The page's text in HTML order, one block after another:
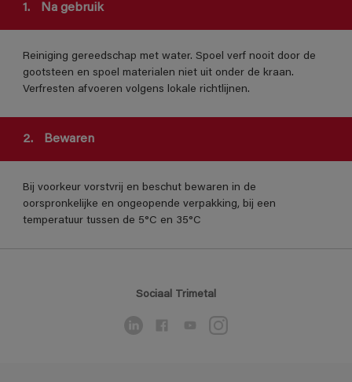
1. Na gebruik
Reiniging gereedschap met water. Spoel verf nooit door de
gootsteen en spoel materialen niet uit onder de kraan.
Verfresten afvoeren volgens lokale richtlijnen.
2. Bewaren
Bij voorkeur vorstvrij en beschut bewaren in de
oorspronkelijke en ongeopende verpakking, bij een
temperatuur tussen de 5°C en 35°C
Sociaal Trimetal